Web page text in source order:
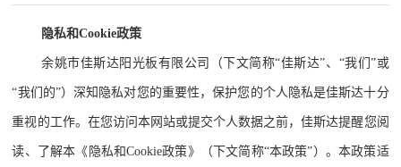
隐私和Cookie政策
余姚市佳斯达阳光板有限公司 （下文简称“佳斯达”、“我们”或
“我们的”）深知隐私对您的重要性，保护您的个人隐私是佳斯达十分
重视的工作。在您访问本网站或提交个人数据之前，佳斯达提醒您阅
读、了解本《隐私和Cookie政策》（下文简称“本政策”）。本政策适